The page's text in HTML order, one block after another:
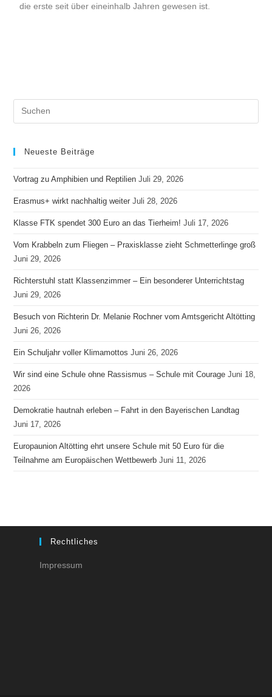
die erste seit über eineinhalb Jahren gewesen ist.
Neueste Beiträge
Vortrag zu Amphibien und Reptilien Juli 29, 2026
Erasmus+ wirkt nachhaltig weiter Juli 28, 2026
Klasse FTK spendet 300 Euro an das Tierheim! Juli 17, 2026
Vom Krabbeln zum Fliegen – Praxisklasse zieht Schmetterlinge groß
Juni 29, 2026
Richterstuhl statt Klassenzimmer – Ein besonderer Unterrichtstag
Juni 29, 2026
Besuch von Richterin Dr. Melanie Rochner vom Amtsgericht Altötting
Juni 26, 2026
Ein Schuljahr voller Klimamottos Juni 26, 2026
Wir sind eine Schule ohne Rassismus – Schule mit Courage Juni 18,
2026
Demokratie hautnah erleben – Fahrt in den Bayerischen Landtag
Juni 17, 2026
Europaunion Altötting ehrt unsere Schule mit 50 Euro für die
Teilnahme am Europäischen Wettbewerb Juni 11, 2026
Rechtliches
Impressum